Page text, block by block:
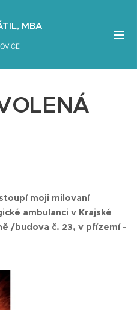
MBA
moji milovaní
ambulanci v Krajské
/budova č. 23, v přízemí -